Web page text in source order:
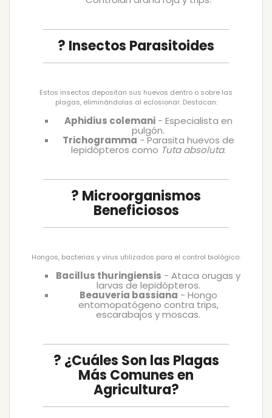
? Insectos Parasitoides
Estos insectos depositan sus huevos dentro o sobre las
plagas, eliminándolas al eclosionar. Destacan:
Aphidius colemani- Especialista en
pulgón.
Trichogramma - Parasita huevos de
lepidópteros como Tuta absoluta.
? Microorganismos
Beneficiosos
Hongos, bacterias y virus utilizados para el control biológico:
Bacillus thuringiensis - Ataca orugas y
larvas de lepidópteros.
Beauveria bassiana - Hongo
entomopatógeno contra trips,
escarabajos y moscas.
? ¿Cuáles Son las Plagas
Más Comunes en
Agricultura?